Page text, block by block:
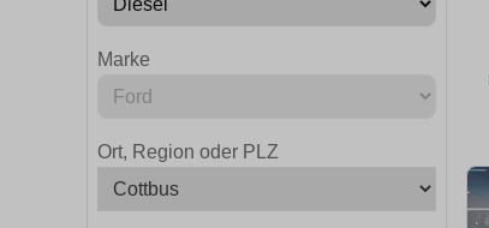
Marke
Ort, Region oder PLZ